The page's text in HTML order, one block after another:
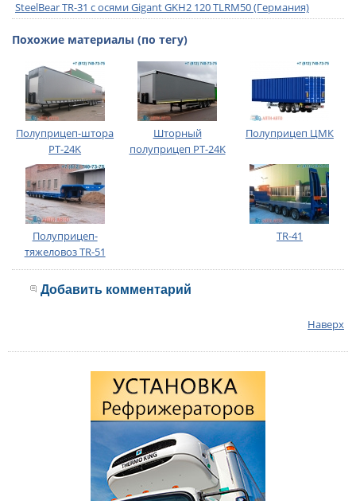
SteelBear TR-31 с осями Gigant GKH2 120 TLRM50 (Германия)
Похожие материалы (по тегу)
Полуприцеп-штора
PT-24K
Шторный
полуприцеп PT-24K
Полуприцеп ЦМК
Полуприцеп-
тяжеловоз TR-51
TR-41
Добавить комментарий
Наверх